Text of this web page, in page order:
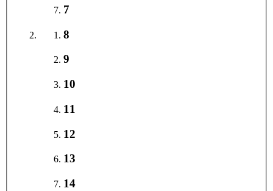
7
8
9
10
11
12
13
14